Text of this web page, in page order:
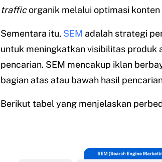
trafficorganik melalui optimasi konten
Sementara itu, SEM adalah strategi
untuk meningkatkan visibilitas produk
pencarian. SEM mencakup iklan
bagian atas atau bawah hasil
Berikut tabel yang menjelaskan